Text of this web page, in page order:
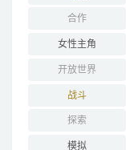
合作
女性主角
开放世界
战斗
探索
模拟